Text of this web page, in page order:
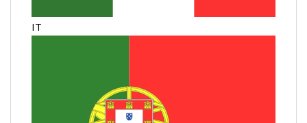
IT